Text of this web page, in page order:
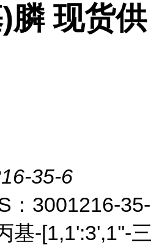
膦 现货供
35-6
：3001216-35-
基-[1,1':3',1''-三